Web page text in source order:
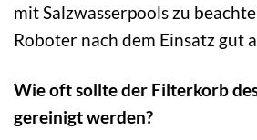
mit Salzwasserpools zu
Roboter nach dem Einsatz gut
Wie oft sollte der Filterkorb
gereinigt werden?